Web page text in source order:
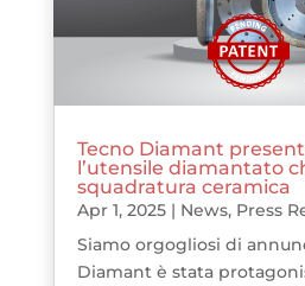
Tecno Diamant
l’utensile diamantato
squadratura ceramica
Apr 1, 2025| News, Press
Siamo orgogliosi di
Diamant è stata